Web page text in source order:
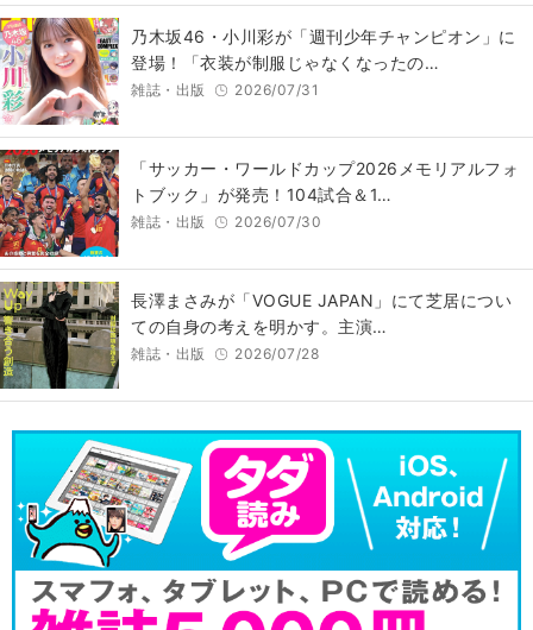
乃木坂46・小川彩が「週刊少年チャンピオン」に
登場！「衣装が制服じゃなくなったの…
雑誌・出版 2026/07/31
「サッカー・ワールドカップ2026メモリアルフォ
トブック」が発売！104試合＆1…
雑誌・出版 2026/07/30
長澤まさみが「VOGUE JAPAN」にて芝居につい
ての自身の考えを明かす。主演…
雑誌・出版 2026/07/28